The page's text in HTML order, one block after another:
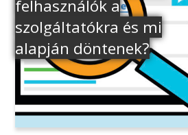
felhasználók a
szolgáltatókra és mi
alapján döntenek?